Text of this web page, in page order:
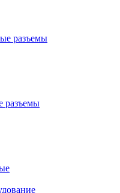
разъемы
разъемы